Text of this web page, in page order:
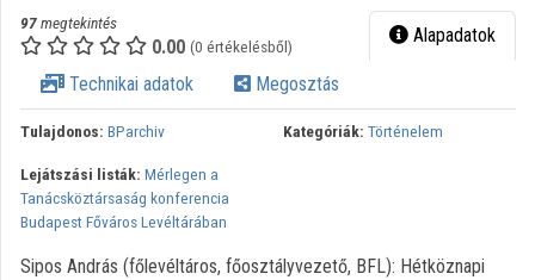
Intézményi listák
Közreműködők
97megtekintés
0.00 (0 értékelésből) Alapadatok
Technikai adatok Megosztás
Tulajdonos: BParchiv Kategóriák: Történelem
Lejátszási listák: Mérlegen a
Tanácsköztársaság konferencia
Budapest Főváros Levéltárában
Sipos András (főlevéltáros, főosztályvezető, BFL): Hétköznapi